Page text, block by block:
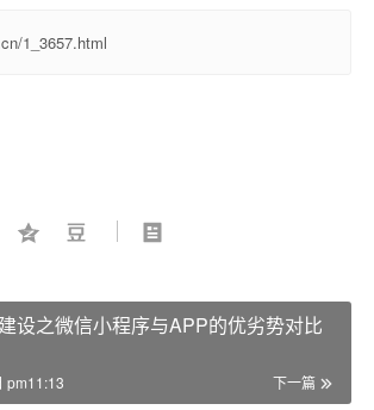
1_3657.html
设之微信小程序与APP的优劣势对比
下一篇
pm11:13